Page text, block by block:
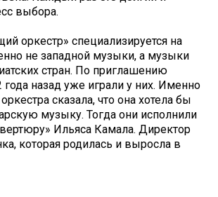
выбора.
оркестр» специализируется на
не западной музыки, а музыки
стран. По приглашению
назад уже играли у них. Именно
сказала, что она хотела бы
музыку. Тогда они исполнили
Ильяса Камала. Директор
которая родилась и выросла в